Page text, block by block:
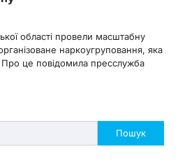
області провели масштабну
наркоугруповання, яка
Про це повідомила пресслужба
Пошук